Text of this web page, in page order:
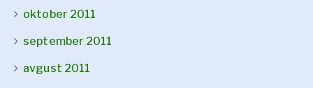
oktober 2011
september 2011
avgust 2011